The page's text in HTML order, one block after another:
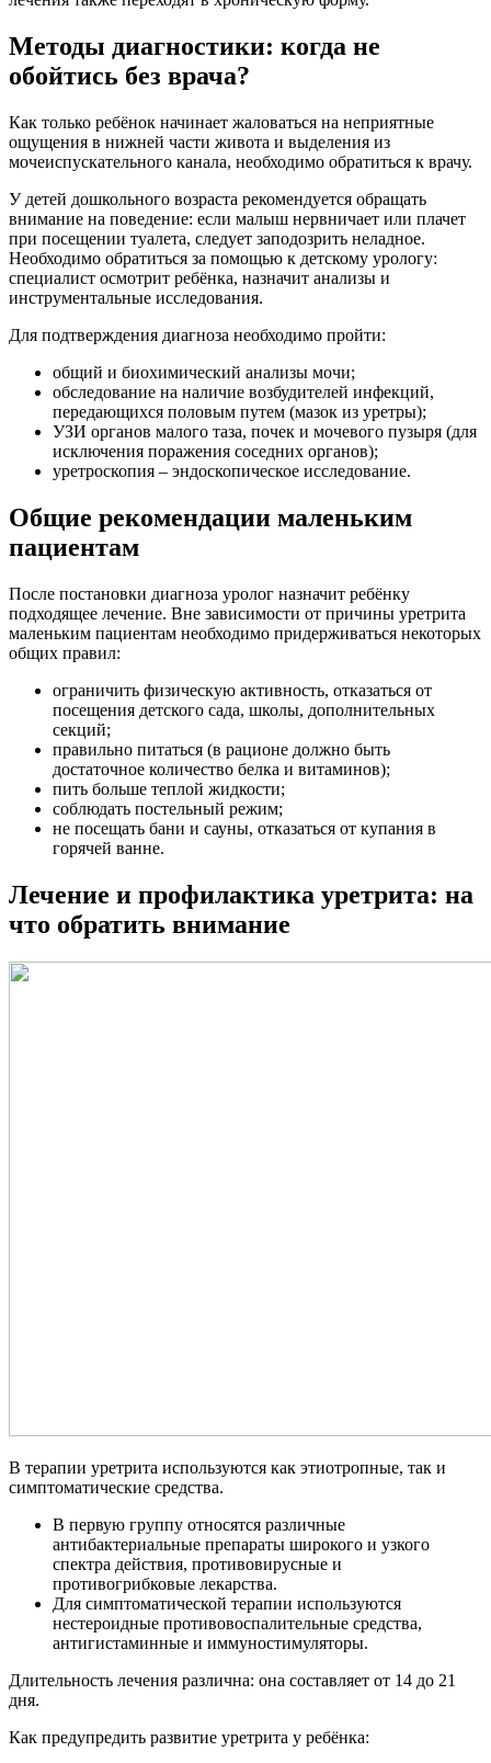
Методы диагностики: когда не
обойтись без врача?
Как только ребёнок начинает жаловаться на неприятные
ощущения в нижней части живота и выделения из
мочеиспускательного канала, необходимо обратиться к врачу.
У детей дошкольного возраста рекомендуется обращать
внимание на поведение: если малыш нервничает или плачет
при посещении туалета, следует заподозрить неладное.
Необходимо обратиться за помощью к детскому урологу:
специалист осмотрит ребёнка, назначит анализы и
инструментальные исследования.
Для подтверждения диагноза необходимо пройти:
общий и биохимический анализы мочи;
обследование на наличие возбудителей инфекций,
передающихся половым путем (мазок из уретры);
УЗИ органов малого таза, почек и мочевого пузыря (для
исключения поражения соседних органов);
уретроскопия – эндоскопическое исследование.
Общие рекомендации маленьким
пациентам
После постановки диагноза уролог назначит ребёнку
подходящее лечение. Вне зависимости от причины уретрита
маленьким пациентам необходимо придерживаться некоторых
общих правил:
ограничить физическую активность, отказаться от
посещения детского сада, школы, дополнительных
секций;
правильно питаться (в рационе должно быть
достаточное количество белка и витаминов);
пить больше теплой жидкости;
соблюдать постельный режим;
не посещать бани и сауны, отказаться от купания в
горячей ванне.
Лечение и профилактика уретрита: на
что обратить внимание
В терапии уретрита используются как этиотропные, так и
симптоматические средства.
В первую группу относятся различные
антибактериальные препараты широкого и узкого
спектра действия, противовирусные и
противогрибковые лекарства.
Для симптоматической терапии используются
нестероидные противовоспалительные средства,
антигистаминные и иммуностимуляторы.
Длительность лечения различна: она составляет от 14 до 21
дня.
Как предупредить развитие уретрита у ребёнка: